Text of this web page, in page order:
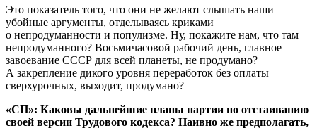
Это показатель того, что они не желают слышать наши
убойные аргументы, отделываясь криками
о непродуманности и популизме. Ну, покажите нам, что там
непродуманного? Восьмичасовой рабочий день, главное
завоевание СССР для всей планеты, не продумано?
А закрепление дикого уровня переработок без оплаты
сверхурочных, выходит, продумано?
«СП»: Каковы дальнейшие планы партии по отстаиванию
своей версии Трудового кодекса? Наивно же предполагать,